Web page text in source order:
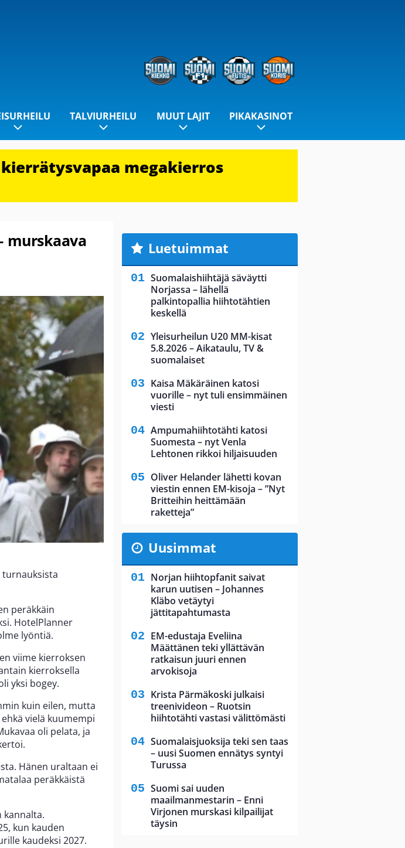
TALVIURHEILU MUUT LAJIT PIKAKASINOT
megakierros
murskaava
peräkkäin
HotelPlanner
lyöntiä.
viime kierroksen
kierroksella
yksi bogey.
kuin eilen, mutta
vielä kuumempi
oli pelata, ja
Hänen uraltaan ei
peräkkäistä
kannalta.
kun kauden
kaudeksi 2027.
Luetuimmat
Suomalaishiihtäjä säväytti
Norjassa – lähellä
palkintopallia hiihtotähtien
keskellä
Yleisurheilun U20 MM-kisat
5.8.2026 – Aikataulu, TV &
suomalaiset
Kaisa Mäkäräinen katosi
vuorille – nyt tuli ensimmäinen
viesti
Ampumahiihtotähti katosi
Suomesta – nyt Venla
Lehtonen rikkoi hiljaisuuden
Oliver Helander lähetti kovan
viestin ennen EM-kisoja – ”Nyt
Britteihin heittämään
raketteja”
Uusimmat
Norjan hiihtopfanit saivat
karun uutisen – Johannes
Kläbo vetäytyi
jättitapahtumasta
EM-edustaja Eveliina
Määttänen teki yllättävän
ratkaisun juuri ennen
arvokisoja
Krista Pärmäkoski julkaisi
treenivideon – Ruotsin
hiihtotähti vastasi välittömästi
Suomalaisjuoksija teki sen taas
– uusi Suomen ennätys syntyi
Turussa
Suomi sai uuden
maailmanmestarin – Enni
Virjonen murskasi kilpailijat
täysin